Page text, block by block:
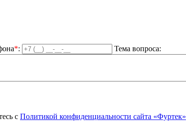
*: Тема вопроса:
с Политикой конфиденциальности сайта «Фуртек»